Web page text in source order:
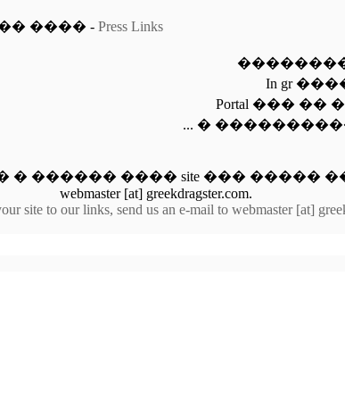
���� - Press Links
���������
In gr
Portal ���
... �
������ ���� site ��� �����
webmaster [at] greekdragster.com.
site to our links, send us an e-mail to webmaster [at]